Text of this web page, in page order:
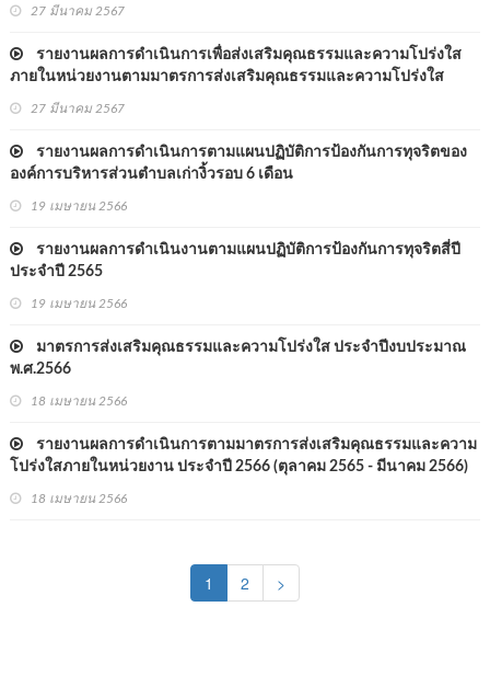
27 มีนาคม 2567
รายงานผลการดำเนินการเพื่อส่งเสริมคุณธรรมและความโปร่งใส
ภายในหน่วยงานตามมาตรการส่งเสริมคุณธรรมและความโปร่งใส
ภายในหน่วยงานประจำปีงบประมาณ พ.ศ. 2566
27 มีนาคม 2567
รายงานผลการดำเนินการตามแผนปฏิบัติการป้องกันการทุจริตของ
องค์การบริหารส่วนตำบลเก่างิ้วรอบ 6 เดือน
19 เมษายน 2566
รายงานผลการดำเนินงานตามแผนปฏิบัติการป้องกันการทุจริตสี่ปี
ประจำปี 2565
19 เมษายน 2566
มาตรการส่งเสริมคุณธรรมและความโปร่งใส ประจำปีงบประมาณ
พ.ศ.2566
18 เมษายน 2566
รายงานผลการดำเนินการตามมาตรการส่งเสริมคุณธรรมและความ
โปร่งใสภายในหน่วยงาน ประจำปี 2566 (ตุลาคม 2565 - มีนาคม 2566)
18 เมษายน 2566
1 (current)
2 >